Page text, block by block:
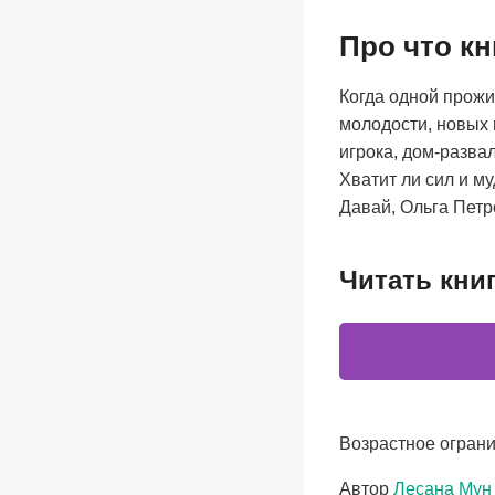
Про что
Когда одной
молодости,
игрока, дом-
Хватит ли сил и
Давай, Ольга
Читать
Возрастное
Метки
Автор Лесана Мун